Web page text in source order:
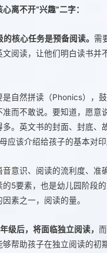
离不开“兴趣”二字：
核心任务是预备阅读。 需
文阅读，让他们明白读书并
是自然拼读（Phonics），
而不敢说。要知道，愿意
多。英文书的封面、封底、
应该介绍给孩子的基本对印
音意识、阅读的流利度、准
的5要素，也是幼儿园阶段
素之一，阅读的量。
级后， 将面临独立阅读，
帮助孩子在独立阅读的初